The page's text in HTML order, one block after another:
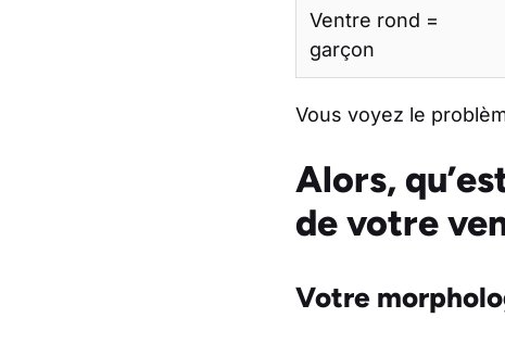
Ventre rond =
garçon
Vous voyez le
Alors,
de votre
Votre